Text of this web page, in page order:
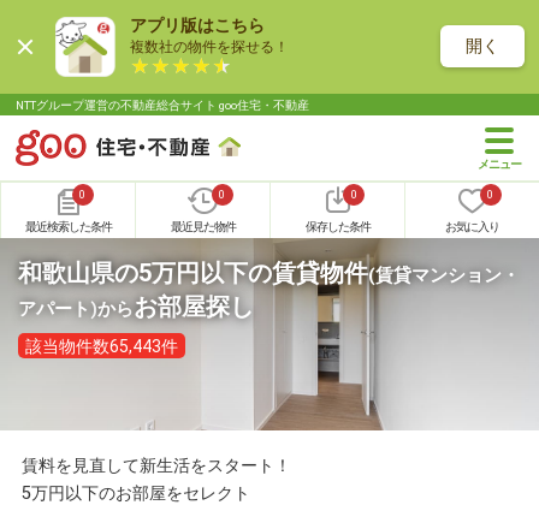
アプリ版はこちら
複数社の物件を探せる！ 開く
NTTグループ運営の不動産総合サイト goo住宅・不動産
0
最近検索した条件
0
最近見た物件
0
保存した条件
0
お気に入り
和歌山県の5万円以下の賃貸物件(賃貸マンション・
アパート)からお部屋探し
該当物件数65,443件
賃料を見直して新生活をスタート！
5万円以下のお部屋をセレクト